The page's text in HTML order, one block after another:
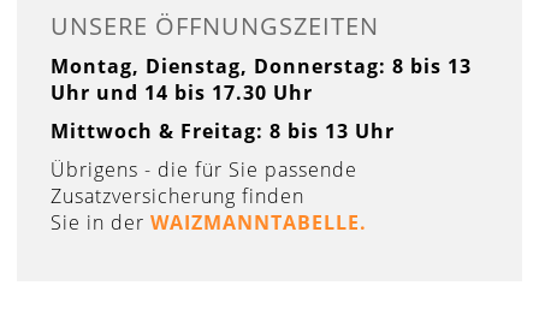
UNSERE ÖFFNUNGSZEITEN
Montag, Dienstag, Donnerstag: 8 bis 13
Uhr und 14 bis 17.30 Uhr
Mittwoch & Freitag: 8 bis 13 Uhr
Übrigens - die für Sie passende
Zusatzversicherung finden
Sie in der WAIZMANNTABELLE.